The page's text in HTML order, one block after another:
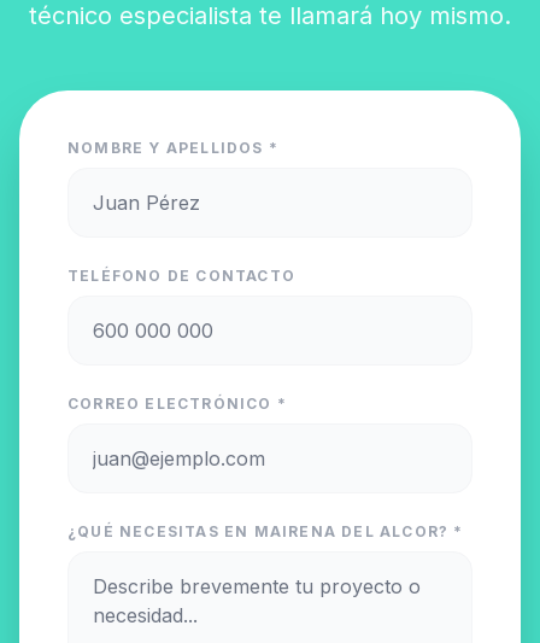
técnico especialista te llamará hoy mismo.
NOMBRE Y APELLIDOS *
TELÉFONO DE CONTACTO
CORREO ELECTRÓNICO *
¿QUÉ NECESITAS EN MAIRENA DEL ALCOR? *